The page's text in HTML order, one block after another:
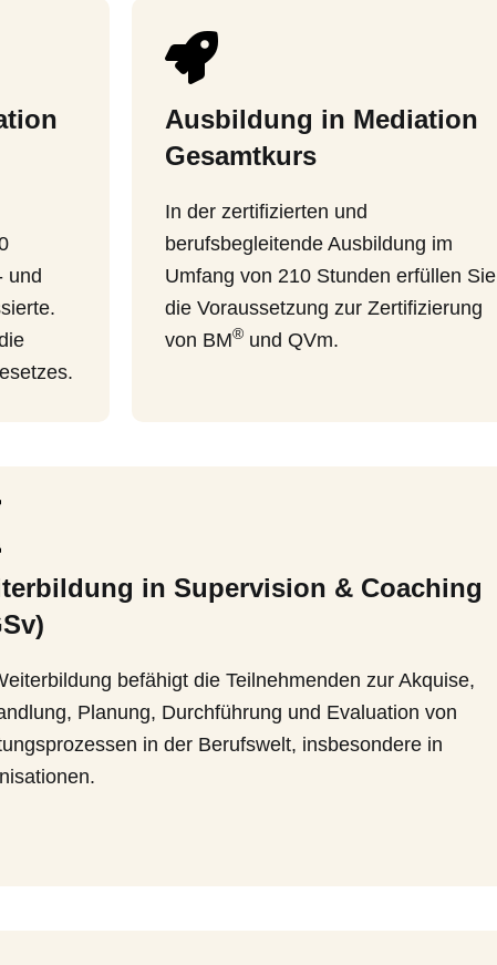
und
Ausbildung in Mediation
Gesamtkurs
In der zertifizierten und
berufsbegleitende Ausbildung im
Umfang von 210 Stunden erfüllen Sie
die Voraussetzung zur Zertifizierung
von BM®und QVm.
in Supervision & Coaching
befähigt die Teilnehmenden zur Akquise,
Planung, Durchführung und Evaluation von
in der Berufswelt, insbesondere in